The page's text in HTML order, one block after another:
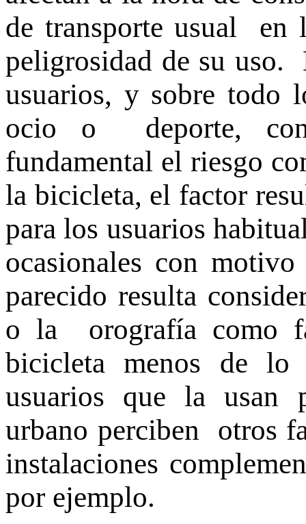
de transporte usual en
peligrosidad de su uso.
usuarios, y sobre todo
ocio o deporte,
fundamental el riesgo
la bicicleta, el factor
para los usuarios
ocasionales con
parecido resulta
o la orografía como
bicicleta menos de lo
usuarios que la usan
urbano perciben otros
instalaciones
por ejemplo.